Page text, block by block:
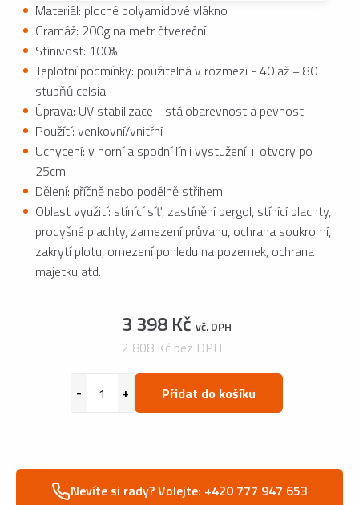
Materiál: ploché polyamidové vlákno
Gramáž: 200g na metr čtvereční
Stínivost: 100%
Teplotní podmínky: použitelná v rozmezí - 40 až + 80
stupňů celsia
Úprava: UV stabilizace - stálobarevnost a pevnost
Použítí: venkovní/vnitřní
Uchycení: v horní a spodní línii vystužení + otvory po
25cm
Dělení: příčně nebo podélně střihem
Oblast využití: stínící síť, zastínění pergol, stínící plachty,
prodyšné plachty, zamezení průvanu, ochrana soukromí,
zakrytí plotu, omezení pohledu na pozemek, ochrana
majetku atd.
3 398 Kč vč. DPH
2 808 Kč bez DPH
Přidat do košíku
Nevíte si rady? Volejte: +420 777 947 653